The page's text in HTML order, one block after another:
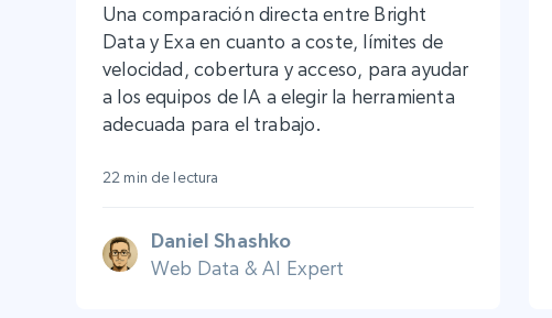
Una comparación directa entre Bright
Data y Exa en cuanto a coste, límites de
velocidad, cobertura y acceso, para ayudar
a los equipos de IA a elegir la herramienta
adecuada para el trabajo.
22 min de lectura
Daniel Shashko
Web Data & AI Expert